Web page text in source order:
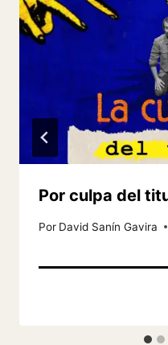
Por culpa del
Por David Sanín Gavira